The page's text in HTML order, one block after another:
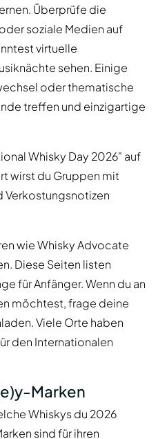
Überprüfe die
soziale Medien auf
virtuelle
sehen. Einige
oder thematische
treffen und einzigartige
Whisky Day 2026" auf
wirst du Gruppen mit
Verkostungsnotizen
wie Whisky Advocate
Diese Seiten listen
für Anfänger. Wenn du an
möchtest, frage deine
Viele Orte haben
den Internationalen
Marken
Whiskys du 2026
sind für ihren